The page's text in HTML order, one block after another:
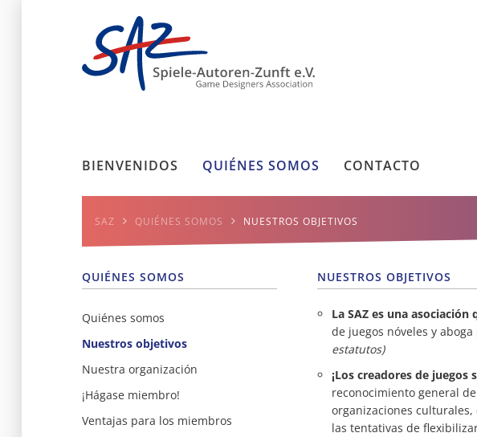
BIENVENIDOS QUIÉNES SOMOS CONTACTO
SAZ QUIÉNES SOMOS NUESTROS OBJETIVOS
QUIÉNES SOMOS
Quiénes somos
Nuestros objetivos
Nuestra organización
¡Hágase miembro!
Ventajas para los miembros
NUESTROS OBJETIVOS
La SAZ es una asociación
de juegos nóveles y
estatutos)
¡Los creadores de juegos
reconocimiento general
organizaciones
las tentativas de